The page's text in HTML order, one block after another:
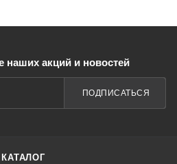
наших акций и новостей
ПОДПИСАТЬСЯ
КАТАЛОГ